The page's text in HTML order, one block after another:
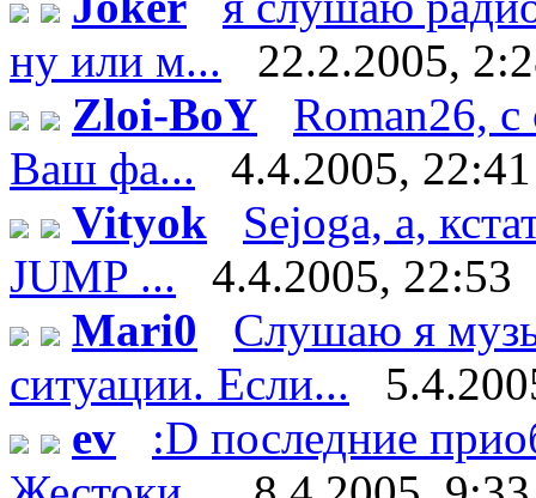
ну или м...
22.2.2005,
Zloi-BoY
Roman26, с
Ваш фа...
4.4.2005, 22:41
Vityok
Sejoga, а,
JUMP ...
4.4.2005, 22:53
Mari0
Слушаю я
ситуации. Если...
ev
:D последние